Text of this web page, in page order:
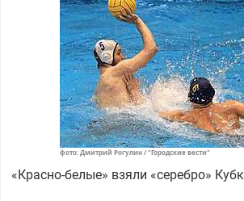
фото: Дмитрий Рогулин / "Городские вести"
«Красно-белые» взяли «серебро»